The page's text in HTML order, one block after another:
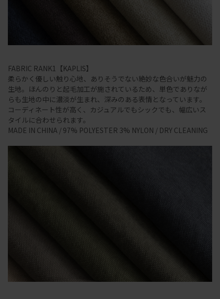
FABRIC RANK1【KAPLIS】
柔らかく優しい触り心地、ありそうでない絶妙な色合いが魅力の
生地。ほんのりと起毛加工が施されているため、単色でありなが
らも生地の中に濃淡が生まれ、深みのある表情となっています。
コーディネート性が高く、カジュアルでもシックでも、幅広いス
タイルに合わせられます。
MADE IN CHINA / 97% POLYESTER 3% NYLON / DRY CLEANING